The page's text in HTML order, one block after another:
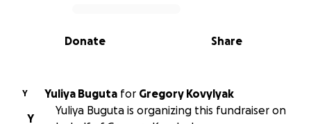
0% complete
Share
Donate
Y Yuliya Buguta for
Gregory Kovylyak
Y
Yuliya Buguta is organizing this fundraiser on